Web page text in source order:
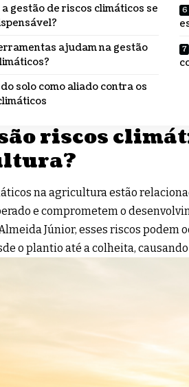
gestão de riscos climáticos se
ajudam na gestão
solo como aliado contra os
riscos
na agricultura estão
e comprometem o
Júnior, esses riscos podem
o plantio até a colheita,